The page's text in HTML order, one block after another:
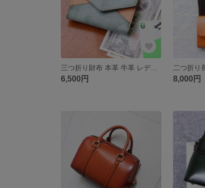
6,500円 8,000円